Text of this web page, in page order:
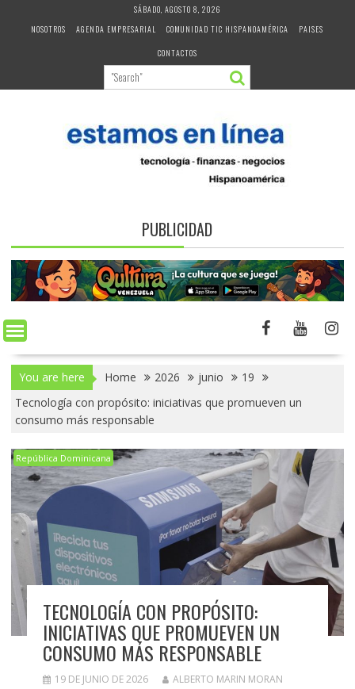
SÁBADO, AGOSTO 8, 2026
NOSOTROS
AGENDA EMPRESARIAL COMUNIDAD TIC HISPANOAMÉRICA
PAISES
CONTACTOS
PUBLICIDAD
You are here Home 2026 junio
19
Tecnología con propósito: iniciativas que promueven un
consumo más responsable
República Dominicana
TECNOLOGÍA CON PROPÓSITO:
INICIATIVAS QUE PROMUEVEN UN
CONSUMO MÁS RESPONSABLE
19 DE JUNIO DE 2026
ALBERTO MARIN MORAN